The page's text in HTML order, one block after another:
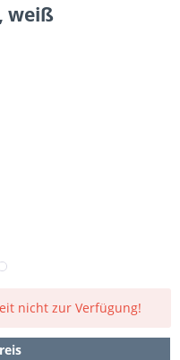
weiß
nicht zur Verfügung!